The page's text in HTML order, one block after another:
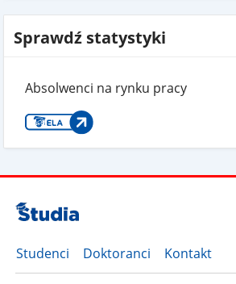
Sprawdź statystyki
Absolwenci na rynku pracy
Studenci Doktoranci Kontakt